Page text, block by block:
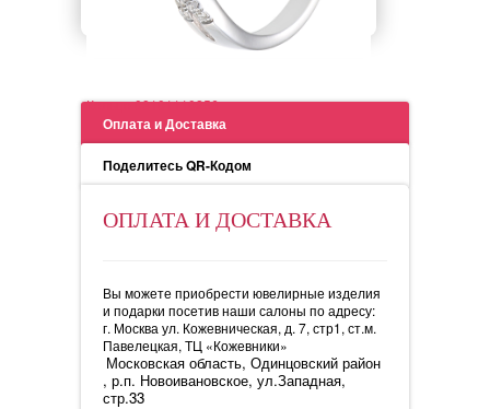
Кольцо 08101110256
Оплата и Доставка
Поделитесь QR-Кодом
ОПЛАТА И ДОСТАВКА
Вы можете приобрести ювелирные изделия
и подарки посетив наши салоны по адресу:
г. Москва ул. Кожевническая, д. 7, стр1, ст.м.
Павелецкая, ТЦ «Кожевники»
Московская область, Одинцовский район
, р.п. Новоивановское, ул.Западная,
стр.33